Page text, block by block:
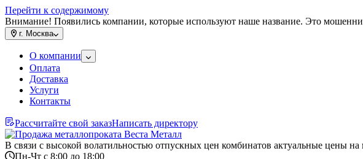
Перейти к содержимому
Внимание! Появились компании, которые используют наше название. Это
г. Москва
О компании
Оплата
Доставка
Услуги
Контакты
Рассчитайте свой заказНаписать директору
В связи с высокой волатильностью отпускных цен комбинатов актуальные цены на
Пн-Чт с 8:00 до 18:00